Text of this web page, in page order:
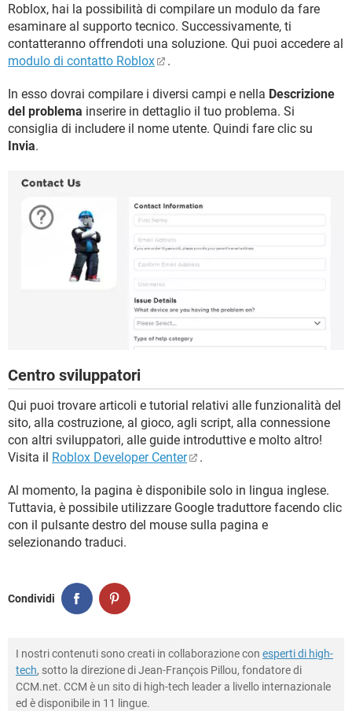
Roblox, hai la possibilità di compilare un modulo da fare
esaminare al supporto tecnico. Successivamente, ti
contatteranno offrendoti una soluzione. Qui puoi accedere al
modulo di contatto Roblox
.
In esso dovrai compilare i diversi campi e nella Descrizione
del problema inserire in dettaglio il tuo problema. Si
consiglia di includere il nome utente. Quindi fare clic su
Invia.
Centro sviluppatori
Qui puoi trovare articoli e tutorial relativi alle funzionalità del
sito, alla costruzione, al gioco, agli script, alla connessione
con altri sviluppatori, alle guide introduttive e molto altro!
Visita il Roblox Developer Center .
Al momento, la pagina è disponibile solo in lingua inglese.
Tuttavia, è possibile utilizzare Google traduttore facendo clic
con il pulsante destro del mouse sulla pagina e
selezionando traduci.
Condividi
I nostri contenuti sono creati in collaborazione con esperti di high-
tech, sotto la direzione di Jean-François Pillou, fondatore di
CCM.net. CCM è un sito di high-tech leader a livello internazionale
ed è disponibile in 11 lingue.